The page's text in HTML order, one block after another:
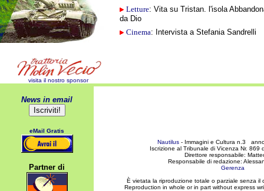
visita il nostro sponsor
Letture: Vita su Tristan. l'isola
da Dio
Cinema: Intervista a Stefania Sandrelli
News in email
eMail Gratis
Partner di
Nautilus - Immagini e Cultura n.3
Iscrizione al Tribunale di Vicenza Nr. 869
Direttore responsabile:
Responsabile di redazione:
Gerenza
È vietata la riproduzione totale o parziale senza il
Reproduction in whole or in part without express